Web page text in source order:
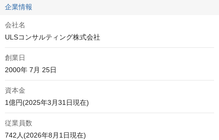
企業情報
会社名
ULSコンサルティング株式会社
創業日
2000年 7月 25日
資本金
1億円(2025年3月31日現在)
従業員数
742人(2026年8月1日現在)